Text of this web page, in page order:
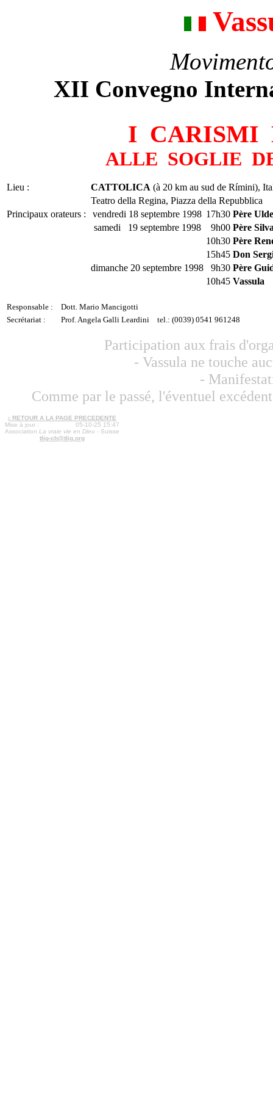
XII Convegno
I CARISMI
ALLE SOGLIE
Lieu : CATTOLICA (à 20 km au sud de Rímini),
Teatro della Regina, Piazza della Repubblica
Principaux orateurs :
vendredi 18 septembre 1998 17h30 Père
samedi 19 septembre 1998
9h00 Père
10h30 Père
15h45 Don
dimanche 20 septembre 1998
9h30 Père
10h45 Vassula
Responsable :
Dott. Mario Mancigotti
Secrétariat :
Prof. Angela Galli Leardini tel.: (0039) 0541 961248
Participation aux frais
- Vassula ne touche
-
Comme par le passé, l'éventuel
ç RETOUR A LA PAGE PRECEDENTE
Mise à jour :
05-10-25 15:47
Association La vraie vie en Dieu - Suisse
tlig-ch@tlig.org